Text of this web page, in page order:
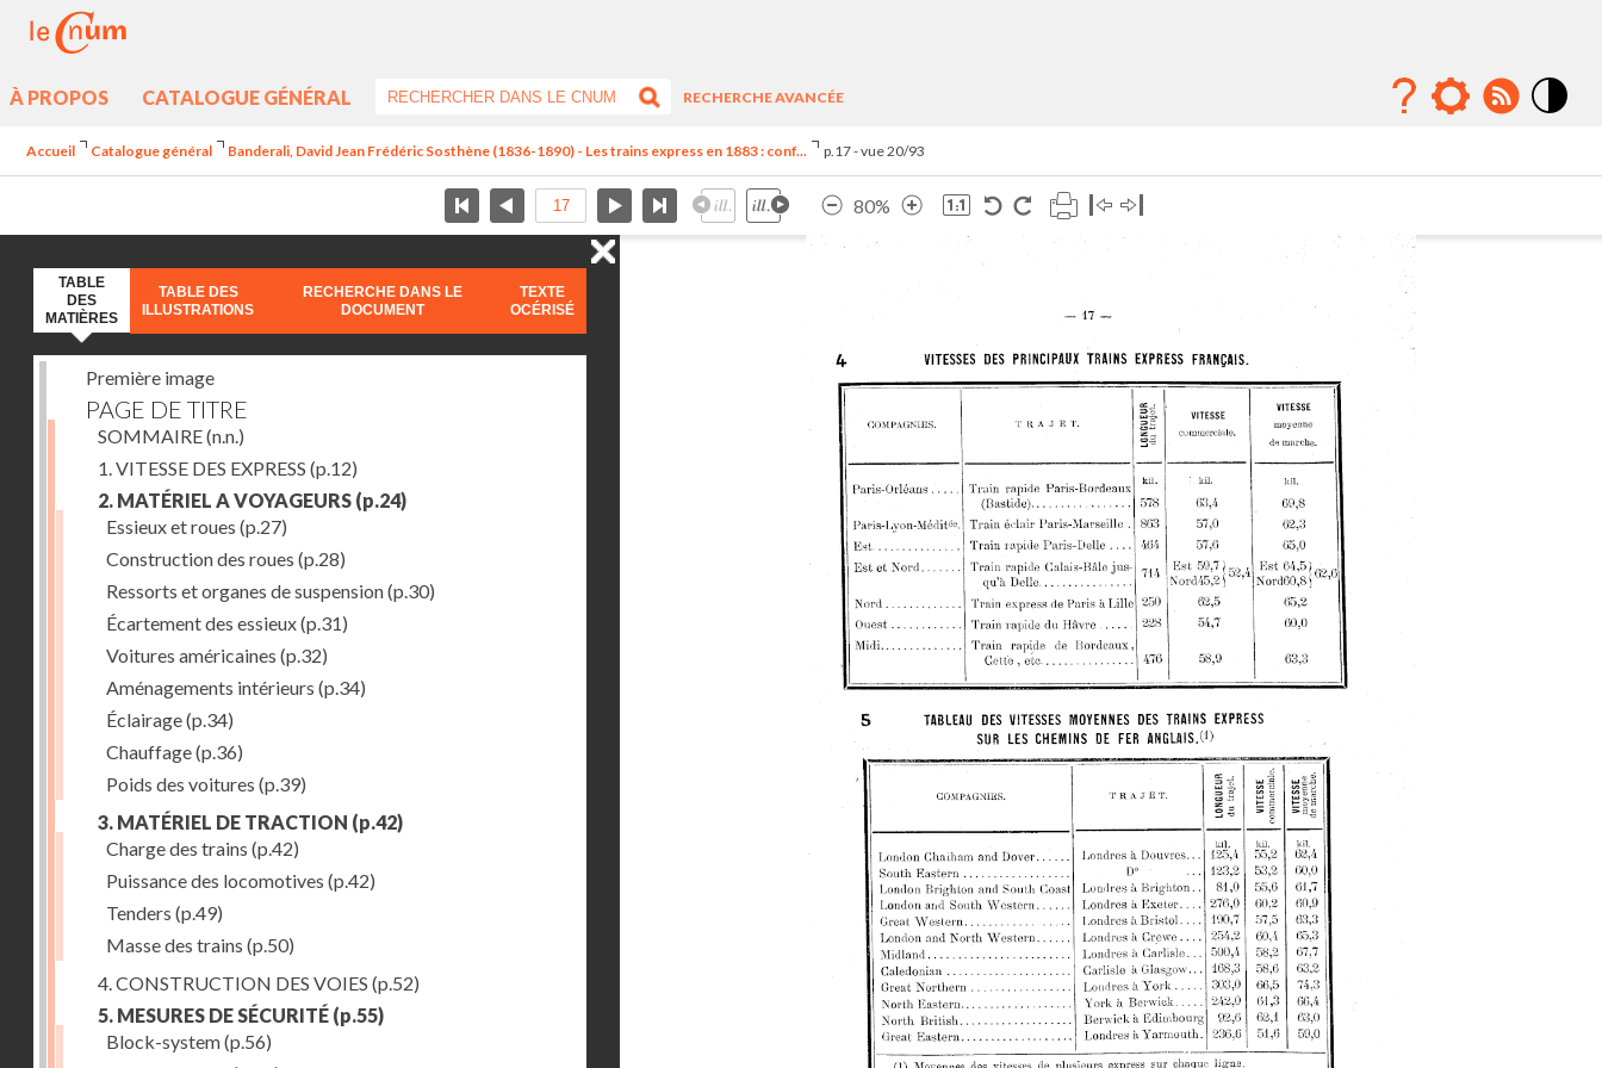
À PROPOS CATALOGUE GÉNÉRAL
RECHERCHE AVANCÉE
Accueil Catalogue général Banderali, David Jean Frédéric Sosthène (1836-1890) - Les trains express en 1883 : conf... p.17 - vue 20/93
80%
TABLE
DES
MATIÈRES
TABLE DES
ILLUSTRATIONS
RECHERCHE DANS LE
DOCUMENT
TEXTE
OCÉRISÉ
Première image
PAGE DE TITRE
SOMMAIRE(n.n.)
1. VITESSE DES EXPRESS (p.12)
2. MATÉRIEL A VOYAGEURS (p.24)
Essieux et roues (p.27)
Construction des roues (p.28)
Ressorts et organes de suspension(p.30)
Écartement des essieux(p.31)
Voitures américaines (p.32)
Aménagements intérieurs (p.34)
Éclairage(p.34)
Chauffage(p.36)
Poids des voitures (p.39)
3. MATÉRIEL DE TRACTION (p.42)
Charge des trains (p.42)
Puissance des locomotives (p.42)
Tenders (p.49)
Masse des trains (p.50)
4. CONSTRUCTION DES VOIES (p.52)
5. MESURES DE SÉCURITÉ (p.55)
Block-system(p.56)